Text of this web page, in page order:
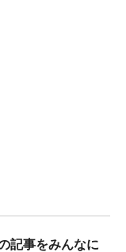
記事をみんなに